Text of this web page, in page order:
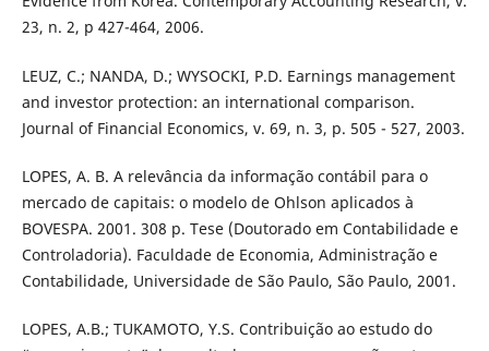
23, n. 2, p 427-464, 2006.
LEUZ, C.; NANDA, D.; WYSOCKI, P.D. Earnings management
and investor protection: an international comparison.
Journal of Financial Economics, v. 69, n. 3, p. 505 - 527, 2003.
LOPES, A. B. A relevância da informação contábil para o
mercado de capitais: o modelo de Ohlson aplicados à
BOVESPA. 2001. 308 p. Tese (Doutorado em Contabilidade e
Controladoria). Faculdade de Economia, Administração e
Contabilidade, Universidade de São Paulo, São Paulo, 2001.
LOPES, A.B.; TUKAMOTO, Y.S. Contribuição ao estudo do